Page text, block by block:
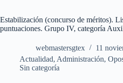
Estabilización (concurso de méritos).
puntuaciones. Grupo IV, categoría
webmastersgtex
11
Actualidad, Administración,
Sin categoría